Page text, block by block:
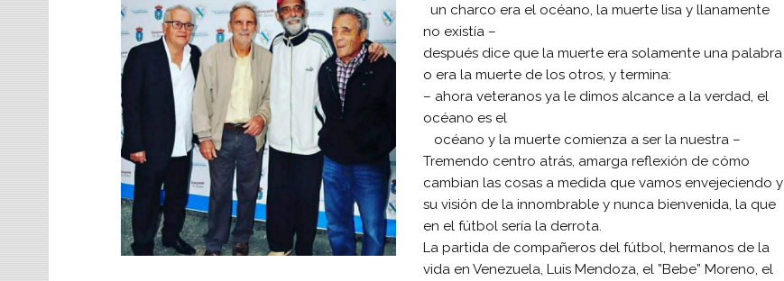
un charco era el océano, la muerte lisa y llanamente
no existía –
después dice que la muerte era solamente una palabra
o era la muerte de los otros, y termina:
– ahora veteranos ya le dimos alcance a la verdad, el
océano es el
océano y la muerte comienza a ser la nuestra –
Tremendo centro atrás, amarga reflexión de cómo
cambian las cosas a medida que vamos envejeciendo y
su visión de la innombrable y nunca bienvenida, la que
en el fútbol sería la derrota.
La partida de compañeros del fútbol, hermanos de la
vida en Venezuela, Luis Mendoza, el ”Bebe” Moreno, el